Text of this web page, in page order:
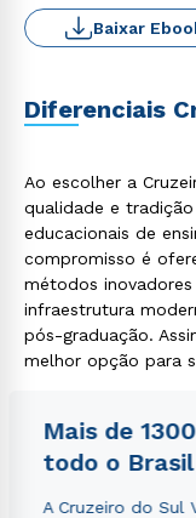
Baixar
Diferenciais
Ao escolher a
qualidade e
educacionais de
compromisso é
métodos
infraestrutura
pós-graduação.
melhor opção para
Mais de
todo o Brasil
A Cruzeiro do Sul
Rápido
Estou de
autorizo que
envio de